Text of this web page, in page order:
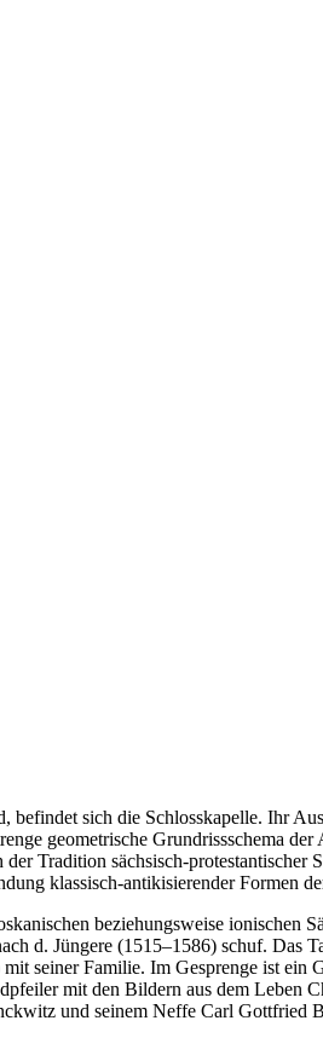
befindet sich die Schlosskapelle. Ihr
geometrische Grundrissschema der
Tradition sächsisch-protestantischer
klassisch-antikisierender Formen
beziehungsweise ionischen
d. Jüngere (1515–1586) schuf. Das
seiner Familie. Im Gesprenge ist ein
mit den Bildern aus dem Leben
und seinem Neffe Carl Gottfried